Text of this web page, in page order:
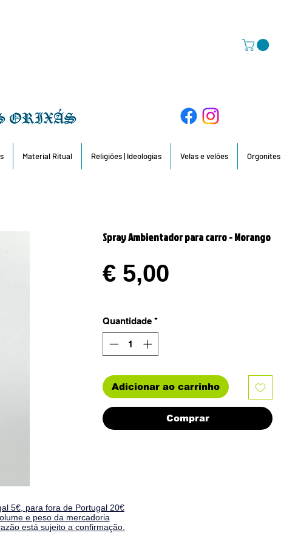
Material Ritual Religiões | Ideologias Velas e velões Orgonites
Spray Ambientador para carro - Morango
€ 5,00
Quantidade *
Adicionar ao carrinho
Comprar
5€, para fora de Portugal 20€
e peso da mercadoria
está sujeito a confirmação.